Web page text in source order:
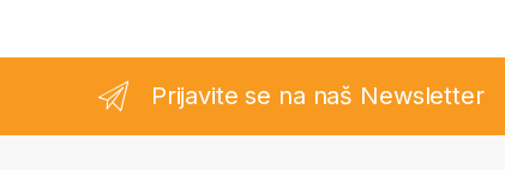
Prijavite se na naš Newsletter